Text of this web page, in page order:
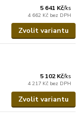
5 641 Kč/ks
4 662 Kč bez DPH
Zvolit variantu
5 102 Kč/ks
4 217 Kč bez DPH
Zvolit variantu